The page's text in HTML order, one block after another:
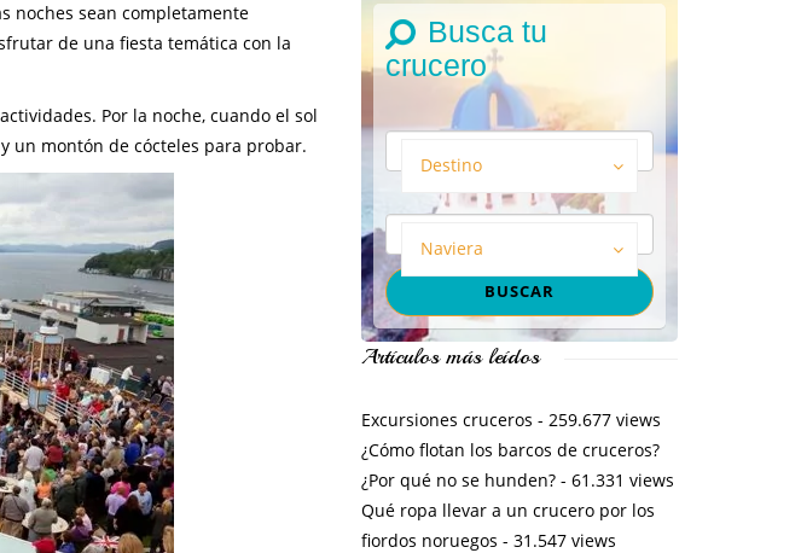
noches sean completamente
de una fiesta temática con la
Por la noche, cuando el sol
un montón de cócteles para probar.
Busca tu
crucero
Destino
Naviera
Artículos más leídos
Excursiones cruceros - 259.677 views
¿Cómo flotan los barcos de cruceros?
¿Por qué no se hunden?- 61.331 views
Qué ropa llevar a un crucero por los
fiordos noruegos - 31.547 views